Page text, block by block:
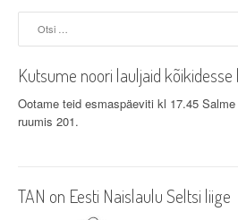
v
i
g
t
Kutsume noori lauljaid
Ootame teid esmaspäeviti kl 17.45
ruumis 201.
TAN on Eesti Naislaulu Seltsi liige